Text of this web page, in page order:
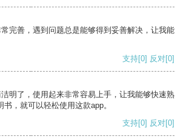
完善，遇到问题总是能够得到妥善解决，让我能
支持[0] 反对[0]
明了，使用起来非常容易上手，让我能够快速熟
，就可以轻松使用这款app。
支持[0] 反对[0]